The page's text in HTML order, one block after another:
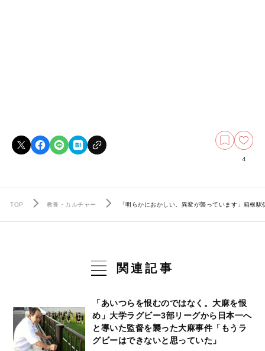
4
TOP 教養・カルチャー 「明らかにおかしい。異変が襲っています」箱根
関連記事
「あいつらを恨むのではなく。大麻を恨
め」大学ラグビー3部リーグから日本一へ
と導いた監督を襲った大麻事件「もうラ
グビーはできないと思っていた」